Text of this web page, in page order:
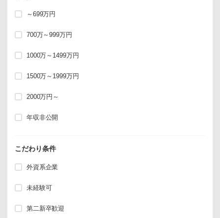
～699万円
700万～999万円
1000万～1499万円
1500万～1999万円
2000万円～
年収非公開
こだわり条件
外資系企業
未経験可
第二新卒歓迎